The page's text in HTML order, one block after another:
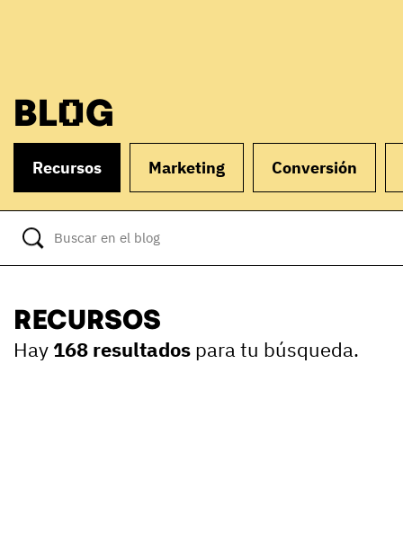
BLOG
Recursos Marketing Conversión
RECURSOS
Hay 168 resultados para tu búsqueda.